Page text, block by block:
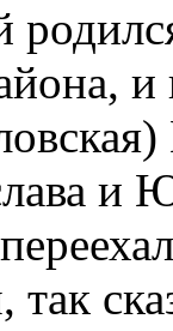
и
так